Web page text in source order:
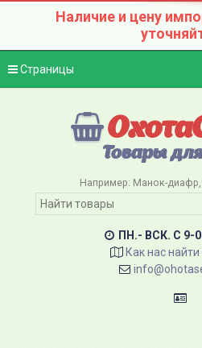
Наличие и цену
Страницы
Товары
Например: Манок-диафр
ПН.- ВСК. C 9-
Как нас